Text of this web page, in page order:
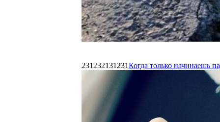
231232131231Когда только начинаешь